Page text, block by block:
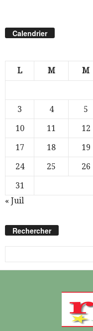
Calendrier
L M M
3
4 5
10
11 12
17
18 19
24
25 26
31
« Juil
Rechercher